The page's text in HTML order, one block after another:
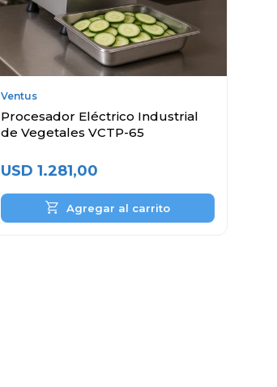
Ventus
Procesador Eléctrico Industrial
de Vegetales VCTP-65
USD 1.281,00